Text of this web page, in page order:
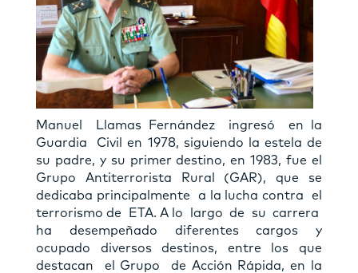
Manuel Llamas Fernández ingresó en la
Guardia Civil en 1978, siguiendo la estela de
su padre, y su primer destino, en 1983, fue el
Grupo Antiterrorista Rural (GAR), que se
dedicaba principalmente a la lucha contra el
terrorismo de ETA. A lo largo de su carrera
ha desempeñado diferentes cargos y
ocupado diversos destinos, entre los que
destacan el Grupo de Acción Rápida, en la